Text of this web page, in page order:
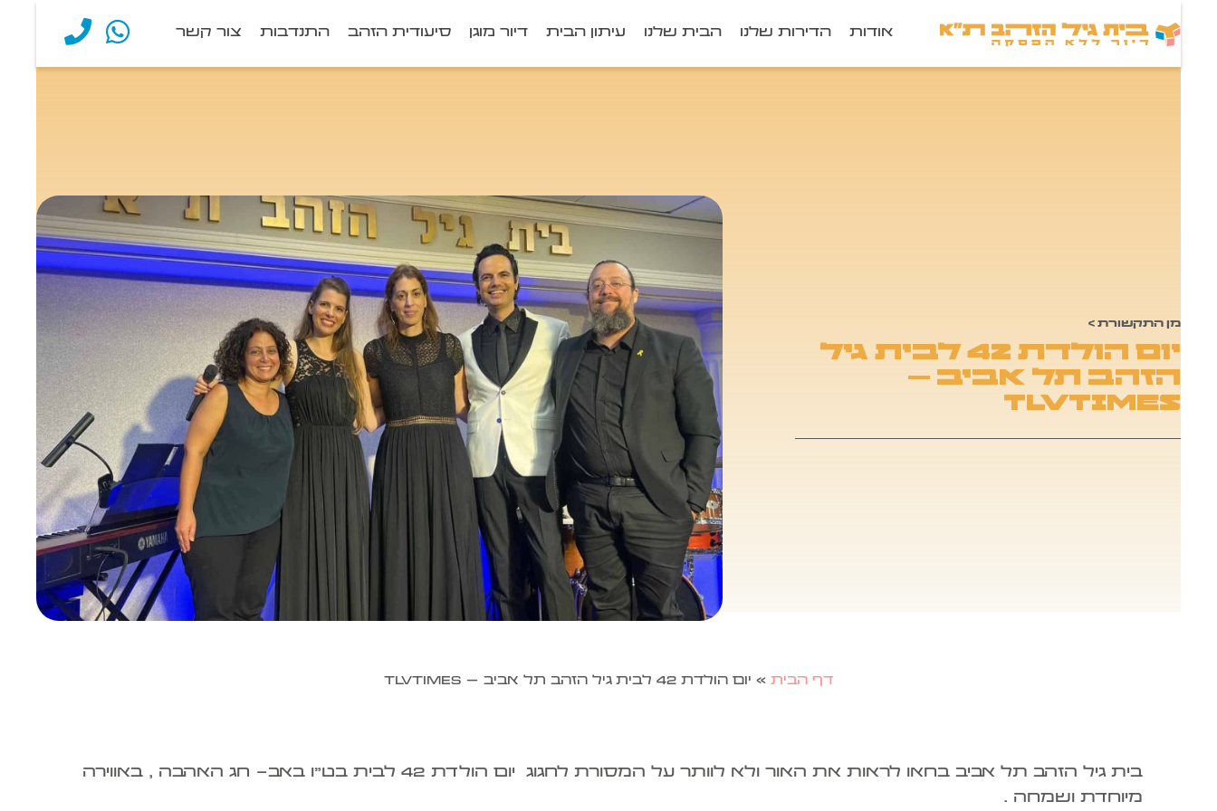
אודות הדירות שלנו הבית שלנו עיתון הבית דיור מוגן סיעודית הזהב התנדבות צור קשר
מן התקשורת >
יום הולדת 42 לבית גיל
הזהב תל אביב –
tlvtimes
דף הבית » יום הולדת 42 לבית גיל הזהב תל אביב – tlvtimes
בית גיל הזהב תל אביב בחאו לראות את האור ולא לוותר על המסורת לחגוג יום הולדת 42 לבית בט"ו באב- חג האהבה , באווירה
מיוחדת ושמחה .